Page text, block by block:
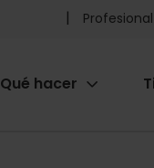
Pre
Profesional
Qué hacer